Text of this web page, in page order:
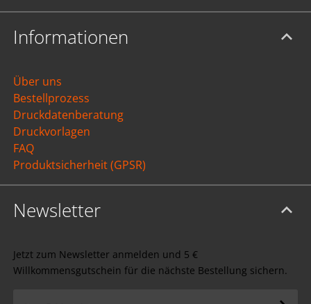
Informationen
Über uns
Bestellprozess
Druckdatenberatung
Druckvorlagen
FAQ
Produktsicherheit (GPSR)
Newsletter
Jetzt zum Newsletter anmelden und 5 €
Willkommensgutschein für die nächste Bestellung sichern.